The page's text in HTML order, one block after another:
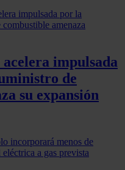
impulsada
de
su expansión